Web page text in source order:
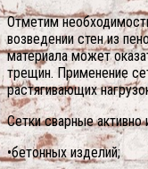
Отметим
возведении стен из
материала может
трещин. Применение
растягивающих
Сетки сварные
•бетонных изделий;